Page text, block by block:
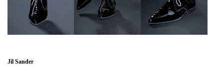
Jil Sander